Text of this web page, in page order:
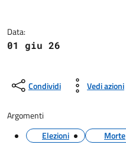
Data:
01 giu 26
Condividi Vedi azioni
Argomenti
Elezioni
Morte